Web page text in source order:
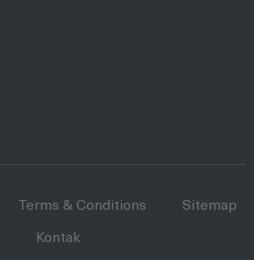
Terms & Conditions
Sitemap
Kontak